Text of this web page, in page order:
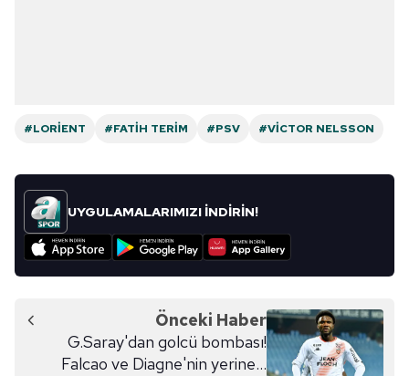
#LORIENT #FATIH TERIM #PSV #VICTOR NELSSON
UYGULAMALARIMIZI İNDİRİN!
Önceki Haber
G.Saray'dan golcü bombası!
Falcao ve Diagne'nin yerine...